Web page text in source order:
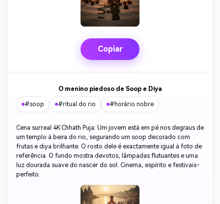
Copiar
O menino piedoso de Soop e Diya
#soop #ritual do rio #horário nobre
Cena surreal 4K Chhath Puja: Um jovem está em pé nos degraus de
um templo à beira do rio, segurando um soop decorado com
frutas e diya brilhante. O rosto dele é exactamente igual à foto de
referência. O fundo mostra devotos, lâmpadas flutuantes e uma
luz dourada suave do nascer do sol. Cinema, espírito e festivais-
perfeito.